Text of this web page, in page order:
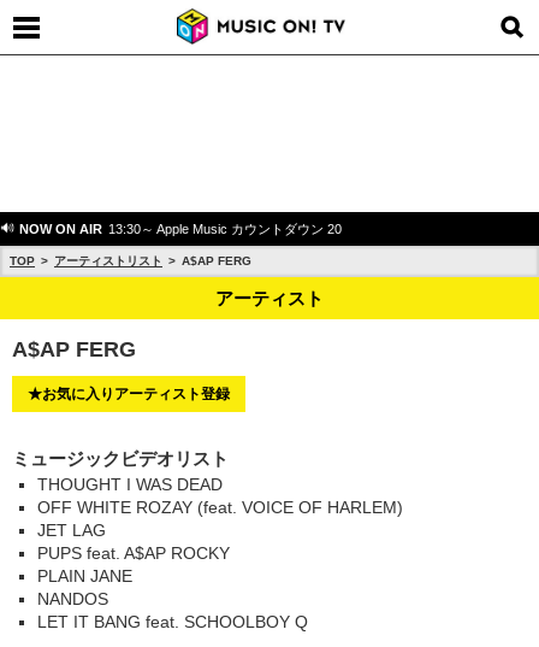
NOW ON AIR 13:30～ Apple Music カウントダウン 20
TOP アーティストリスト A$AP FERG
アーティスト
A$AP FERG
★お気に入りアーティスト登録
ミュージックビデオリスト
THOUGHT I WAS DEAD
OFF WHITE ROZAY (feat. VOICE OF HARLEM)
JET LAG
PUPS feat. A$AP ROCKY
PLAIN JANE
NANDOS
LET IT BANG feat. SCHOOLBOY Q